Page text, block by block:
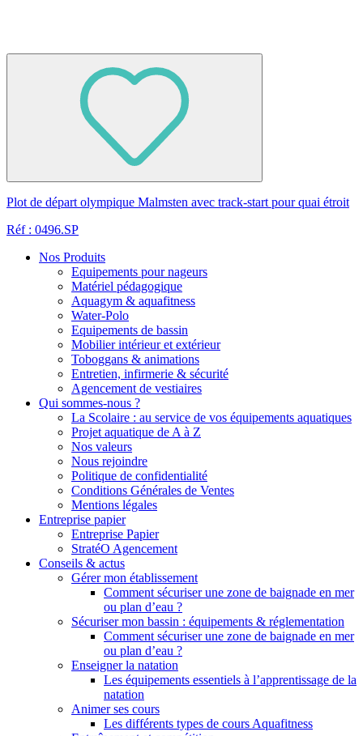
Plot de départ olympique Malmsten avec track-start pour quai étroit
Réf : 0496.SP
Nos Produits
Equipements pour nageurs
Matériel pédagogique
Aquagym & aquafitness
Water-Polo
Equipements de bassin
Mobilier intérieur et extérieur
Toboggans & animations
Entretien, infirmerie & sécurité
Agencement de vestiaires
Qui sommes-nous ?
La Scolaire : au service de vos équipements aquatiques
Projet aquatique de A à Z
Nos valeurs
Nous rejoindre
Politique de confidentialité
Conditions Générales de Ventes
Mentions légales
Entreprise papier
Entreprise Papier
StratéO Agencement
Conseils & actus
Gérer mon établissement
Comment sécuriser une zone de baignade en mer
ou plan d’eau ?
Sécuriser mon bassin : équipements & réglementation
Comment sécuriser une zone de baignade en mer
ou plan d’eau ?
Enseigner la natation
Les équipements essentiels à l’apprentissage de la
natation
Animer ses cours
Les différents types de cours Aquafitness